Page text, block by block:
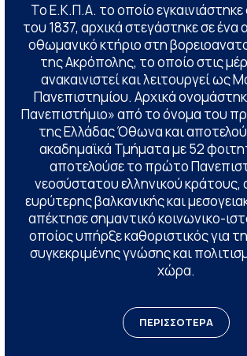
Το Ε.Κ.Π.Α. το οποίο εγκαινιάστηκε
του 1837, αρχικά στεγάστηκε σε ένα
οθωμανικό κτήριο στη
της Ακρόπολης, το οποίο στις
ανακαινιστεί και λειτουργεί ως
Πανεπιστημίου. Αρχικά
Πανεπιστήμιο» από το όνομα του
της Ελλάδας Όθωνα και
ακαδημαϊκά Τμήματα με 52
αποτελούσε το πρώτο
νεοσύστατου ελληνικού κράτους,
ευρύτερης βαλκανικής και
απέκτησε σημαντικό κοινωνικο-
οποίος υπήρξε καθοριστικός για
συγκεκριμένης γνώσης και
χώρα.
ΠΕΡΙΣΣΟΤΕΡΑ